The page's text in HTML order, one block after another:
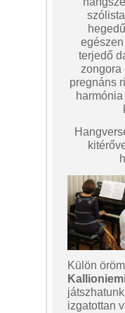
terjedő
zongora
pregnáns
Külön
izgatottan